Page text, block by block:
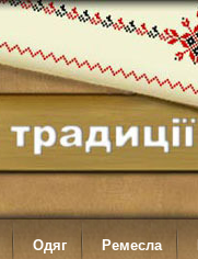
Одяг Ремесла